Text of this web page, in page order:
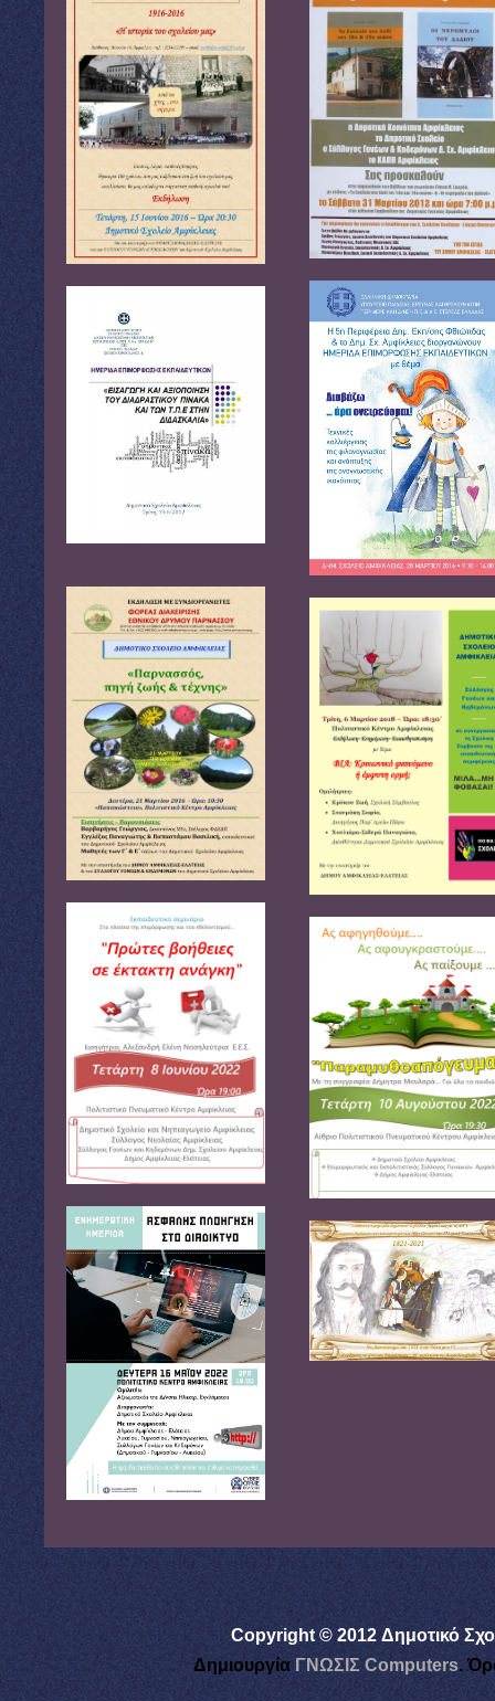
Copyright © 2012 Δημοτικό
Δημιουργία ΓΝΩΣΙΣ Computers.